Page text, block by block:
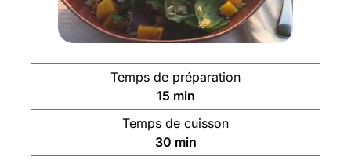
Temps de préparation
15 min
Temps de cuisson
30 min